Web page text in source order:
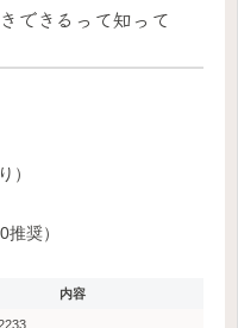
できるって知って
）
奨）
内容